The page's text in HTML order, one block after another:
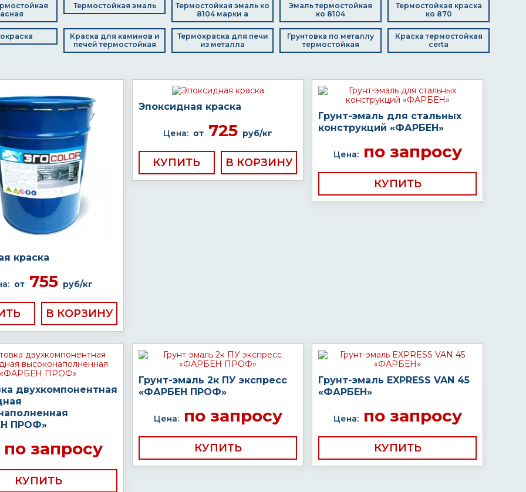
Термостойкая эмаль
Термостойкая эмаль ко
8104 марки а
Эмаль термостойкая
ко 8104
Термостойкая краска
ко 870
Краска для каминов и
печей термостойкая
Термокраска для печи
из металла
Грунтовка по металлу
термостойкая
Краска термостойкая
certa
краска
от755 руб/кг
Эпоксидная краска
Цена: от 725 руб/кг
КУПИТЬ
Грунт-эмаль для стальных
конструкций «ФАРБЕН»
Цена:по запросу
КУПИТЬ
двухкомпонентная
ПРОФ»
запросу
КУПИТЬ
Грунт-эмаль 2к ПУ экспресс
«ФАРБЕН ПРОФ»
Цена:по запросу
КУПИТЬ
Грунт-эмаль EXPRESS VAN 45
«ФАРБЕН»
Цена:по запросу
КУПИТЬ